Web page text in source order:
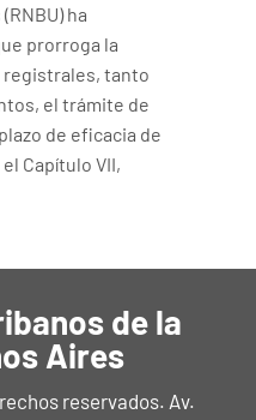
ha
prorroga la
registrales, tanto
el trámite de
de eficacia de
Capítulo VII,
de la
Aires
reservados. Av.